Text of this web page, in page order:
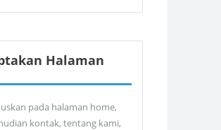
Halaman
pada halaman home,
kontak, tentang kami,